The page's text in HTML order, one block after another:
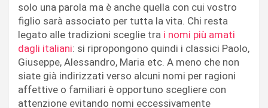
solo una parola ma è anche quella con cui vostro
figlio sarà associato per tutta la vita. Chi resta
legato alle tradizioni sceglie tra i nomi più amati
dagli italiani: si ripropongono quindi i classici Paolo,
Giuseppe, Alessandro, Maria etc. A meno che non
siate già indirizzati verso alcuni nomi per ragioni
affettive o familiari è opportuno scegliere con
attenzione evitando nomi eccessivamente